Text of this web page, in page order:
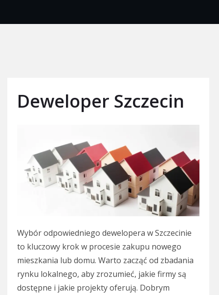
Deweloper Szczecin
Wybór odpowiedniego dewelopera w Szczecinie
to kluczowy krok w procesie zakupu nowego
mieszkania lub domu. Warto zacząć od zbadania
rynku lokalnego, aby zrozumieć, jakie firmy są
dostępne i jakie projekty oferują. Dobrym